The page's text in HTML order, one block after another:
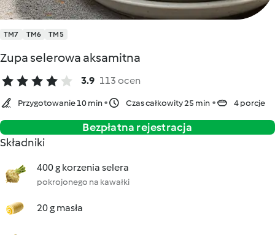
TM7 TM6 TM5
Zupa selerowa aksamitna
3.9 113 ocen
Przygotowanie 10 min Czas całkowity 25 min 4 porcje
Bezpłatna rejestracja
Składniki
400 g korzenia selera
pokrojonego na kawałki
20 g masła